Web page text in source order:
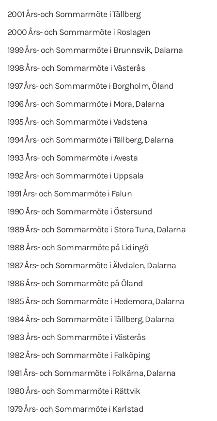
2001 Års-och Sommarmöte i Tällberg
2000 Års- och Sommarmöte i Roslagen
1999 Års- och Sommarmöte i Brunnsvik, Dalarna
1998 Års- och Sommarmöte i Västerås
1997 Års- och Sommarmöte i Borgholm, Öland
1996 Års- och Sommarmöte i Mora, Dalarna
1995 Års- och Sommarmöte i Vadstena
1994 Års- och Sommarmöte i Tällberg, Dalarna
1993 Års- och Sommarmöte i Avesta
1992 Års- och Sommarmöte i Uppsala
1991 Års- och Sommarmöte i Falun
1990 Års- och Sommarmöte i Östersund
1989 Års- och Sommarmöte i Stora Tuna, Dalarna
1988 Års- och Sommarmöte på Lidingö
1987 Års- och Sommarmöte i Älvdalen, Dalarna
1986 Års- och Sommarmöte på Öland
1985 Års- och Sommarmöte i Hedemora, Dalarna
1984 Års- och Sommarmöte i Tällberg, Dalarna
1983 Års- och Sommarmöte i Västerås
1982 Års- och Sommarmöte i Falköping
1981 Års- och Sommarmöte i Folkärna, Dalarna
1980 Års- och Sommarmöte i Rättvik
1979 Års- och Sommarmöte i Karlstad